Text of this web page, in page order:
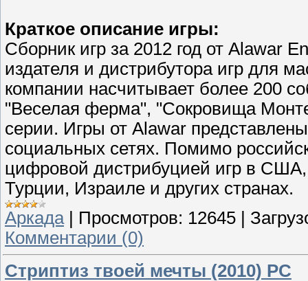
Краткое описание игры:
Сборник игр за 2012 год от Alawar
издателя и дистрибутора игр для
компании насчитывает более 200
"Веселая ферма", "Сокровища
серии. Игры от Alawar
социальных сетях. Помимо
цифровой дистрибуцией игр в
Турции, Израиле и других странах.
Аркада| Просмотров: 12645
Комментарии (0)
Стриптиз твоей мечты (2010) PC